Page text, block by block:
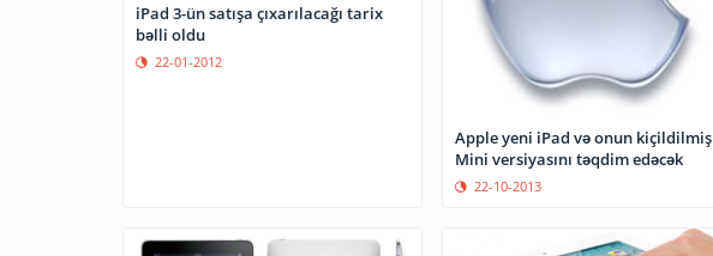
iPad 3-ün satışa çıxarılacağı tarix
bəlli oldu
22-01-2012
Apple yeni iPad və onun kiçildilmiş
Mini versiyasını təqdim edəcək
22-10-2013